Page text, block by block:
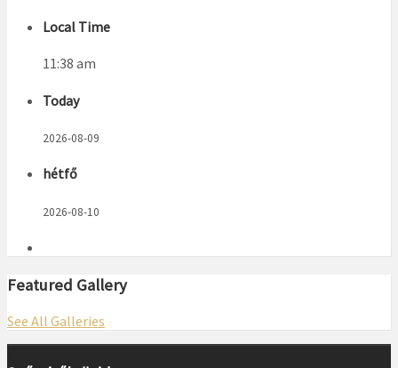
Local Time
11:38 am
Today
2026-08-09
hétfő
2026-08-10
Featured Gallery
See All Galleries